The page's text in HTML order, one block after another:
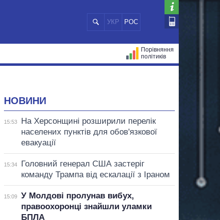
УКР РОС
Порівняння
політиків
НОВИНИ
15:53
На Херсонщині розширили перелік
населених пунктів для обов'язкової
евакуації
15:34
Головний генерал США застеріг
команду Трампа від ескалації з Іраном
15:09
У Молдові пролунав вибух,
правоохоронці знайшли уламки
БПЛА